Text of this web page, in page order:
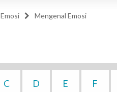
Emosi Mengenal Emosi
C D E F